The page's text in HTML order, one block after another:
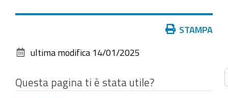
dimensioni
documento
STAMPA
ultima modifica 14/01/2025
Questa pagina ti è stata utile?